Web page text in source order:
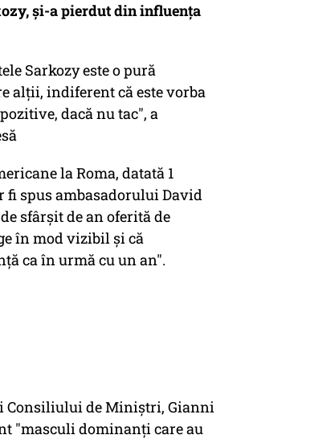
și-a pierdut din influența
Sarkozy este o pură
alţii, indiferent că este vorba
dacă nu tac", a
la Roma, datată 1
fi spus ambasadorului David
sfârşit de an oferită de
în mod vizibil şi că
ca în urmă cu un an".
Consiliului de Miniştri, Gianni
"masculi dominanţi care au